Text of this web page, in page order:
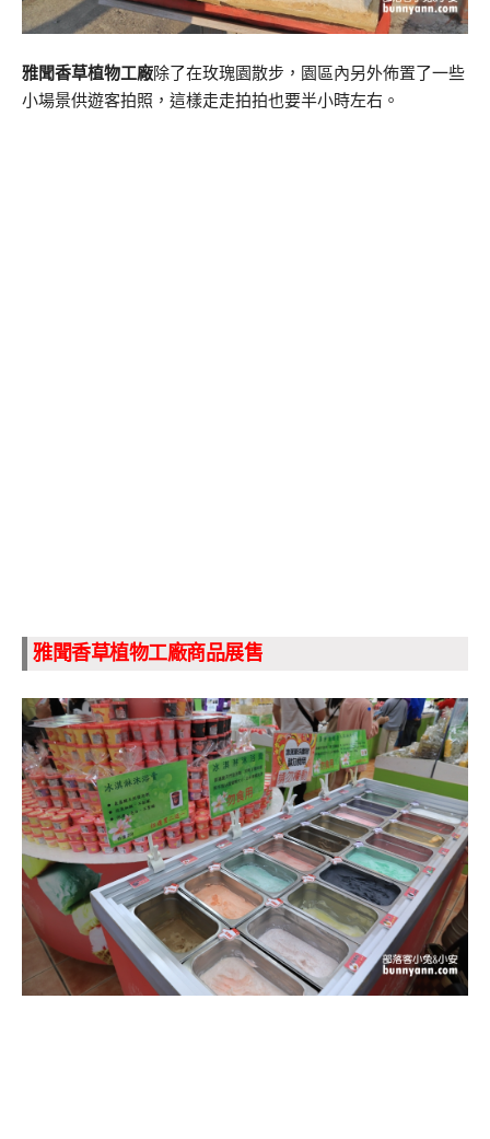
雅聞香草植物工廠除了在玫瑰園散步，園區內另外佈置了一些
小場景供遊客拍照，這樣走走拍拍也要半小時左右。
雅聞香草植物工廠商品展售